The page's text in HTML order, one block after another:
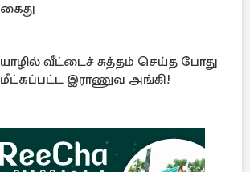
கைது
யாழில் வீட்டைச் சுத்தம் செய்த போது
மீட்கப்பட்ட இராணுவ அங்கி!